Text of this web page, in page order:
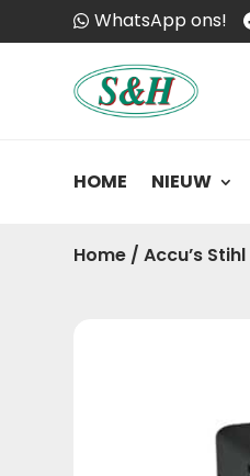
WhatsApp ons!
HOME NIEUW
Home /Accu’s Stihl